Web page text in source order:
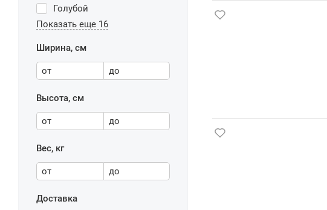
Голубой
Показать еще 16
Ширина, см
от до
Высота, см
от до
Вес, кг
от до
Доставка